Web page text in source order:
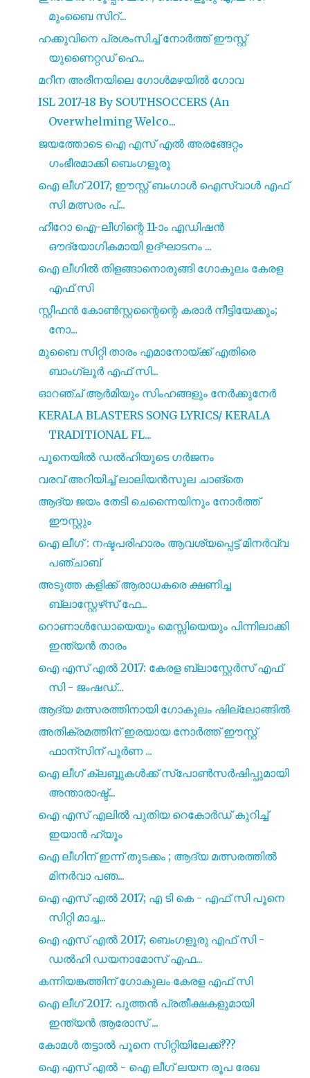
മുംബൈ സിറ്...
ഹക്കുവിനെ പ്രശംസിച്ച് നോർത്ത് ഈസ്റ്റ്
യുണൈറ്റഡ് ഹെ...
മറീന അരീനയിലെ ഗോൾമഴയിൽ ഗോവ
ISL 2017-18 By SOUTHSOCCERS (An
Overwhelming Welco...
ജയത്തോടെ ഐ എസ് എൽ അരങ്ങേറ്റം
ഗംഭീരമാക്കി ബെംഗളൂരൂ
ഐ ലീഗ് 2017; ഈസ്റ്റ് ബംഗാൾ ഐസ്വാൾ എഫ്
സി മത്സരം പ്...
ഹീറോ ഐ-ലീഗിന്റെ 11-ാം എഡിഷൻ
ഔദ്യോഗികമായി ഉദ്ഘാടനം ...
ഐ ലീഗിൽ തിളങ്ങാനൊരുങ്ങി ഗോകുലം കേരള
എഫ് സി
സ്റ്റീഫൻ കോൺസ്റ്റന്റൈന്റെ കരാർ നീട്ടിയേക്കും;
നോ...
മുബൈ സിറ്റി താരം എമാനോയ്ക്ക് എതിരെ
ബാംഗ്ലൂർ എഫ് സി...
ഓറഞ്ച് ആർമിയും സിംഹങ്ങളും നേർക്കുനേർ
KERALA BLASTERS SONG LYRICS/ KERALA
TRADITIONAL FL...
പൂനെയിൽ ഡൽഹിയുടെ ഗർജനം
വരവ് അറിയിച്ച് ലാലിയൻസുല ചാങ്തെ
ആദ്യ ജയം തേടി ചെന്നൈയിനും നോർത്ത്
ഈസ്റ്റും
ഐ ലീഗ് : നഷ്ടപരിഹാരം ആവശ്യപ്പെട്ട് മിനർവ്വ
പഞ്ചാബ്
അടുത്ത കളിക്ക് ആരാധകരെ ക്ഷണിച്ച
ബ്ലാസ്റ്റേഴ്‌സ് ഫേ...
റൊണാൾഡോയെയും മെസ്സിയെയും പിന്നിലാക്കി
ഇന്ത്യൻ താരം
ഐ എസ്‌ എൽ 2017: കേരള ബ്ലാസ്റ്റേർസ് എഫ്
സി - ജംഷഡ്‌...
ആദ്യ മത്സരത്തിനായി ഗോകുലം ഷില്ലോങ്ങിൽ
അതിക്രമത്തിന് ഇരയായ നോർത്ത് ഈസ്റ്റ്
ഫാന്സിന് പൂർണ ...
ഐ ലീഗ് ക്ലബ്ബുകൾക്ക് സ്പോൺസർഷിപ്പുമായി
അന്താരാഷ്ട്...
ഐ എസ് എലിൽ പുതിയ റെകോർഡ് കുറിച്ച്
ഇയാൻ ഹ്യൂം
ഐ ലീഗിന് ഇന്ന് തുടക്കം ; ആദ്യ മത്സരത്തിൽ
മിനർവാ പഞ...
ഐ എസ്‌ എൽ 2017; എ ടി കെ - എഫ് സി പൂനെ
സിറ്റി മാച്ച...
ഐ എസ്‌ എൽ 2017; ബെംഗളൂരു എഫ് സി -
ഡൽഹി ഡയനാമോസ് എഫ...
കന്നിയങ്കത്തിന് ഗോകുലം കേരള എഫ് സി
ഐ ലീഗ് 2017: പുത്തൻ പ്രതീക്ഷകളുമായി
ഇന്ത്യൻ ആരോസ് ...
കോമൾ തട്ടാൽ പൂനെ സിറ്റിയിലേക്ക്???
ഐ എസ്‌ എൽ - ഐ ലീഗ് ലയന രൂപ രേഖ